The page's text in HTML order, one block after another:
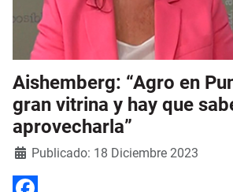
Aishemberg: “Agro en
gran vitrina y hay que
aprovecharla”
Detalles
Publicado: 18 Diciembre 2023